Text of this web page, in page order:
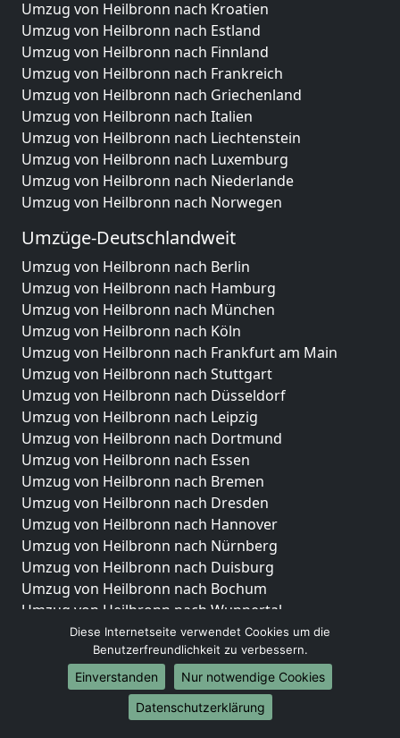
Umzug von Heilbronn nach Kroatien
Umzug von Heilbronn nach Estland
Umzug von Heilbronn nach Finnland
Umzug von Heilbronn nach Frankreich
Umzug von Heilbronn nach Griechenland
Umzug von Heilbronn nach Italien
Umzug von Heilbronn nach Liechtenstein
Umzug von Heilbronn nach Luxemburg
Umzug von Heilbronn nach Niederlande
Umzug von Heilbronn nach Norwegen
Umzüge-Deutschlandweit
Umzug von Heilbronn nach Berlin
Umzug von Heilbronn nach Hamburg
Umzug von Heilbronn nach München
Umzug von Heilbronn nach Köln
Umzug von Heilbronn nach Frankfurt am Main
Umzug von Heilbronn nach Stuttgart
Umzug von Heilbronn nach Düsseldorf
Umzug von Heilbronn nach Leipzig
Umzug von Heilbronn nach Dortmund
Umzug von Heilbronn nach Essen
Umzug von Heilbronn nach Bremen
Umzug von Heilbronn nach Dresden
Umzug von Heilbronn nach Hannover
Umzug von Heilbronn nach Nürnberg
Umzug von Heilbronn nach Duisburg
Umzug von Heilbronn nach Bochum
Umzug von Heilbronn nach Wuppertal
Umzug von Heilbronn nach Bielefeld
Umzug von Heilbronn nach Bonn
Umzug von Heilbronn nach Münster
Internationale-Umzüge
Diese Internetseite verwendet Cookies um die
Benutzerfreundlichkeit zu verbessern.
Einverstanden
Nur notwendige Cookies
Datenschutzerklärung